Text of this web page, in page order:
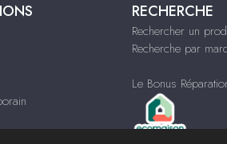
RECHERCHE
Rechercher un
Recherche par
Le Bonus